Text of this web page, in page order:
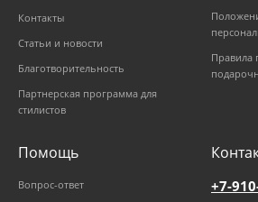
Контакты
Статьи и новости
Благотворительность
Партнерская программа для
стилистов
Правила
Помощь
Вопрос-ответ +7-